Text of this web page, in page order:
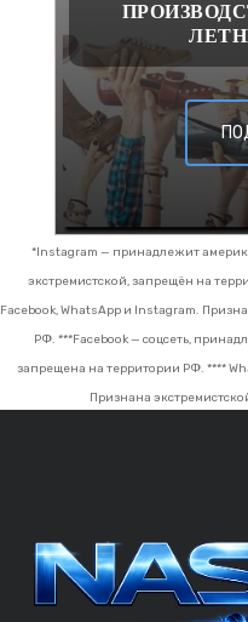
*Instagram — принадлежит
экстремистской, запрещён на
Facebook, WhatsApp и Instagram.
РФ. ***Facebook — соцсеть,
запрещена на территории РФ. ****
Признана